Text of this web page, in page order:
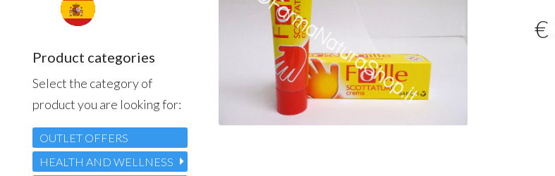
€
Product categories
Select the category of
product you are looking for:
OUTLET OFFERS
HEALTH AND WELLNESS